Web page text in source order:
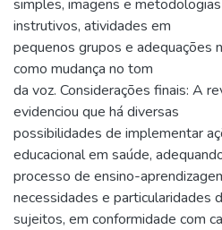
simples, imagens e
instrutivos, atividades em
pequenos grupos e adequações
como mudança no tom
da voz. Considerações finais: A
evidenciou que há diversas
possibilidades de implementar
educacional em saúde,
processo de ensino-
necessidades e particularidades
sujeitos, em conformidade com